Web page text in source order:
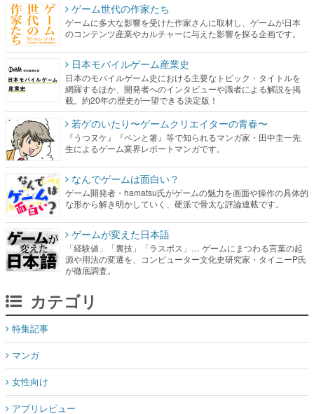
ゲーム世代の作家たち
ゲームに多大な影響を受けた作家さんに取材し、ゲームが日本
のコンテンツ産業やカルチャーに与えた影響を探る企画です。
日本モバイルゲーム産業史
日本のモバイルゲーム史における主要なトピック・タイトルを
網羅するほか、開発者へのインタビューや識者による解説を掲
載。約20年の歴史が一望できる決定版！
若ゲのいたり〜ゲームクリエイターの青春〜
『うつヌケ』『ペンと箸』等で知られるマンガ家・田中圭一先
生によるゲーム業界レポートマンガです。
なんでゲームは面白い？
ゲーム開発者・hamatsu氏がゲームの魅力を画面や操作の具体的
な形から解き明かしていく、硬派で骨太な評論連載です。
ゲームが変えた日本語
「経験値」「裏技」「ラスボス」… ゲームにまつわる言葉の起
源や用法の変遷を、コンピューター文化史研究家・タイニーP氏
が徹底調査。
カテゴリ
特集記事
マンガ
女性向け
アプリレビュー